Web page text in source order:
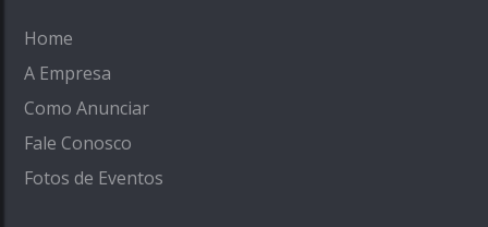
Home
A Empresa
Como Anunciar
Fale Conosco
Fotos de Eventos